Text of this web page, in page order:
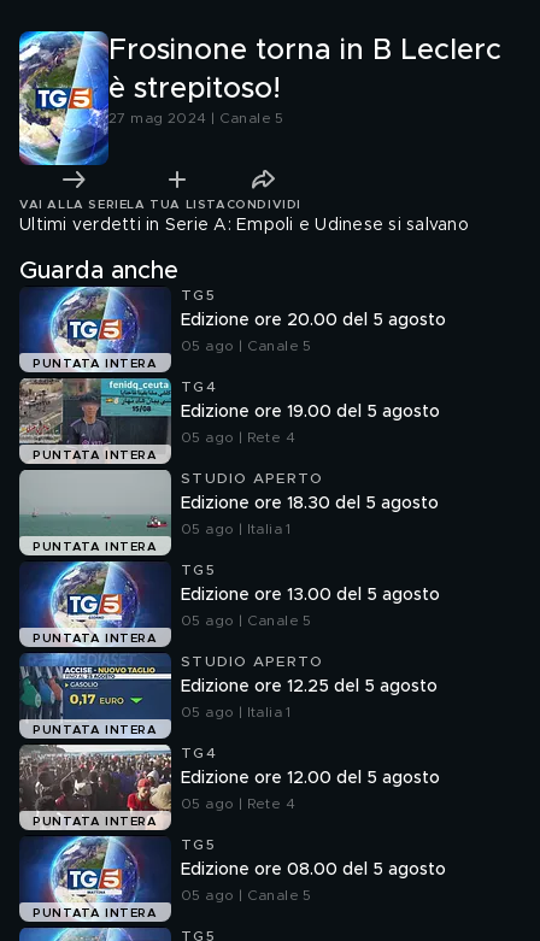
Frosinone torna in B Leclerc
è strepitoso!
27 mag 2024 | Canale 5
VAI ALLA SERIE LA TUA LISTA CONDIVIDI
Ultimi verdetti in Serie A: Empoli e Udinese si salvano
Guarda anche
PUNTATA INTERA
TG5
Edizione ore 20.00 del 5 agosto
05 ago | Canale 5
PUNTATA INTERA
TG4
Edizione ore 19.00 del 5 agosto
05 ago | Rete 4
PUNTATA INTERA
STUDIO APERTO
Edizione ore 18.30 del 5 agosto
05 ago | Italia 1
PUNTATA INTERA
TG5
Edizione ore 13.00 del 5 agosto
05 ago | Canale 5
PUNTATA INTERA
STUDIO APERTO
Edizione ore 12.25 del 5 agosto
05 ago | Italia 1
PUNTATA INTERA
TG4
Edizione ore 12.00 del 5 agosto
05 ago | Rete 4
PUNTATA INTERA
TG5
Edizione ore 08.00 del 5 agosto
05 ago | Canale 5
TG5